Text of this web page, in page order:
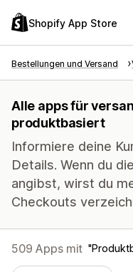
Shopify App Store
Bestellungen und Versand
Alle apps für
produktbasiert
Informiere deine
Details. Wenn du
angibst, wirst du
Checkouts
509 Apps mit